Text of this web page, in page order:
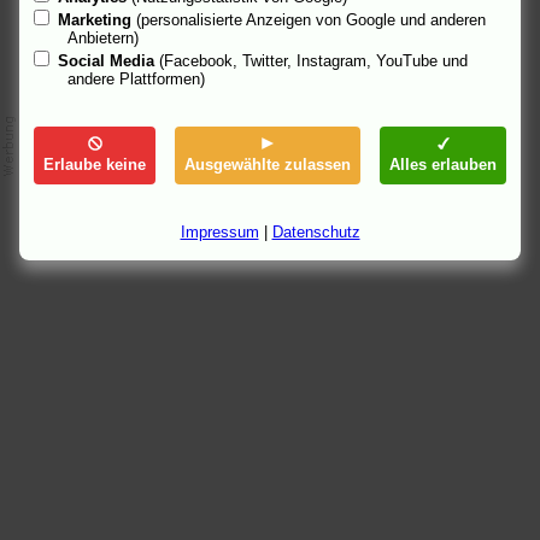
Marketing (personalisierte Anzeigen von Google und anderen
Anbietern)
Social Media (Facebook, Twitter, Instagram, YouTube und
andere Plattformen)
Erlaube keine Ausgewählte zulassen Alles erlauben
Impressum Datenschutz